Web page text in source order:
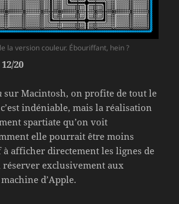
la version couleur. Ébouriffant, hein ?
20
sur Macintosh, on profite de tout le
indéniable, mais la réalisation
spartiate qu’on voit
elle pourrait être moins
à afficher directement les lignes de
réserver exclusivement aux
d’Apple.